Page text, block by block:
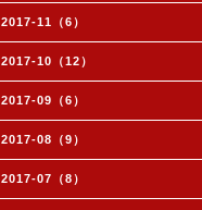
2017-11（6）
2017-10（12）
2017-09（6）
2017-08（9）
2017-07（8）